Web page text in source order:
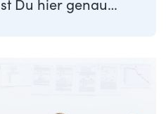
Du hier genau